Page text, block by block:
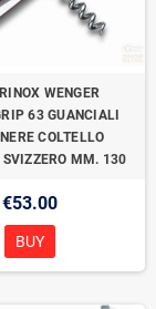
WENGER
63 GUANCIALI
COLTELLO
SVIZZERO MM. 130
€53.00
BUY